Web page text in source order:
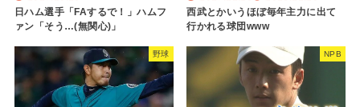
日ハム選手「FAするで！」ハムフ
ァン「そう…(無関心)」
西武とかいうほぼ毎年主力に出て
行かれる球団www
野球 NPB